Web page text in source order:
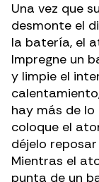
Una vez que
desmonte el
la batería, el
Impregne un
y limpie el
hay más de
coloque el
déjelo
Mientras el
punta de un